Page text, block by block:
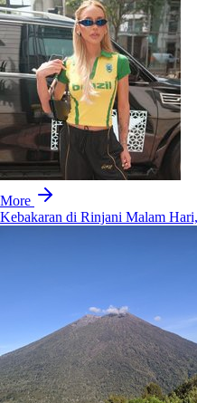
More
Kebakaran di Rinjani Malam